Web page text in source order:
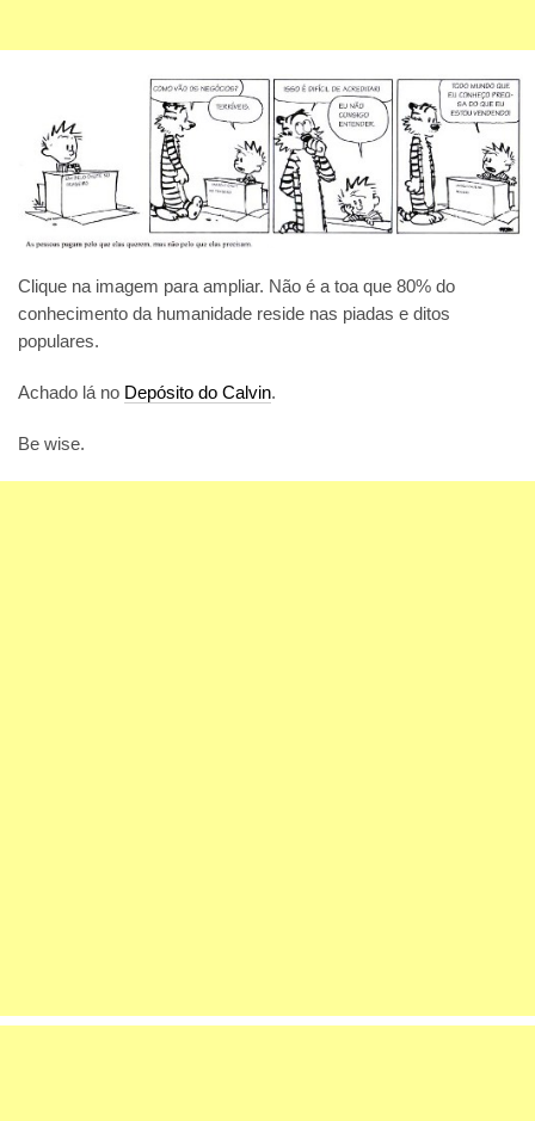
Clique na imagem para ampliar. Não é a toa que 80% do
conhecimento da humanidade reside nas piadas e ditos
populares.
Achado lá no Depósito do Calvin.
Be wise.